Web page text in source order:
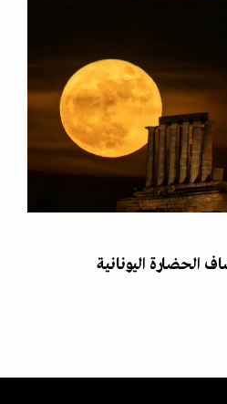
الحضارة اليونانية